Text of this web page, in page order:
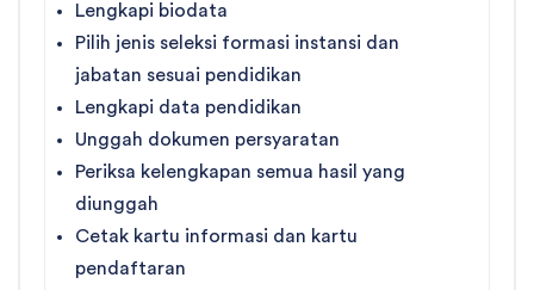
Lengkapi biodata
Pilih jenis seleksi formasi instansi dan
jabatan sesuai pendidikan
Lengkapi data pendidikan
Unggah dokumen persyaratan
Periksa kelengkapan semua hasil yang
diunggah
Cetak kartu informasi dan kartu
pendaftaran